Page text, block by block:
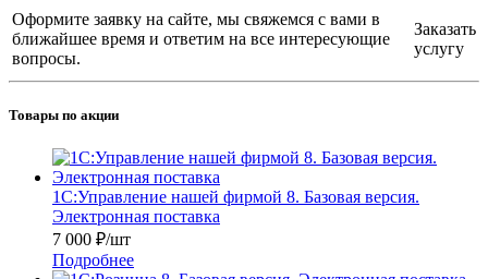
Оформите заявку на сайте, мы свяжемся с вами в
ближайшее время и ответим на все интересующие
вопросы.
Заказать
услугу
Товары по акции
1С:Управление нашей фирмой 8. Базовая версия.
Электронная поставка
7 000 ₽/шт
Подробнее